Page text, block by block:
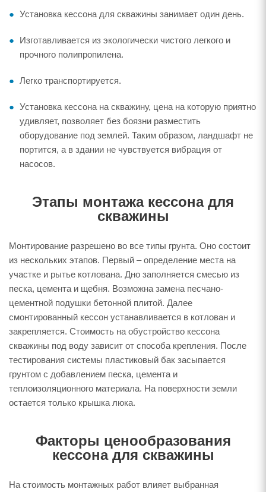
Установка кессона для скважины занимает один день.
Изготавливается из экологически чистого легкого и
прочного полипропилена.
Легко транспортируется.
Установка кессона на скважину, цена на которую приятно
удивляет, позволяет без боязни разместить
оборудование под землей. Таким образом, ландшафт не
портится, а в здании не чувствуется вибрация от
насосов.
Этапы монтажа кессона для
скважины
Монтирование разрешено во все типы грунта. Оно состоит
из нескольких этапов. Первый – определение места на
участке и рытье котлована. Дно заполняется смесью из
песка, цемента и щебня. Возможна замена песчано-
цементной подушки бетонной плитой. Далее
смонтированный кессон устанавливается в котлован и
закрепляется. Стоимость на обустройство кессона
скважины под воду зависит от способа крепления. После
тестирования системы пластиковый бак засыпается
грунтом с добавлением песка, цемента и
теплоизоляционного материала. На поверхности земли
остается только крышка люка.
Факторы ценообразования
кессона для скважины
На стоимость монтажных работ влияет выбранная